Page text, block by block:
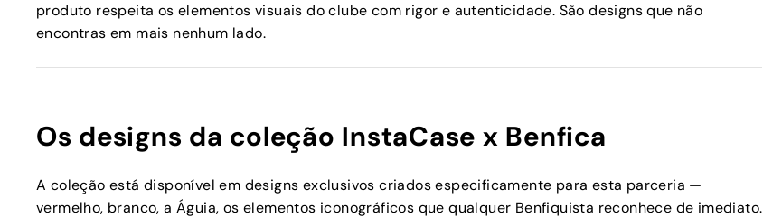
produto respeita os elementos visuais do clube com rigor e autenticidade. São designs que não
encontras em mais nenhum lado.
Os designs da coleção InstaCase x Benfica
A coleção está disponível em designs exclusivos criados especificamente para esta parceria —
vermelho, branco, a Águia, os elementos iconográficos que qualquer Benfiquista reconhece de imediato.